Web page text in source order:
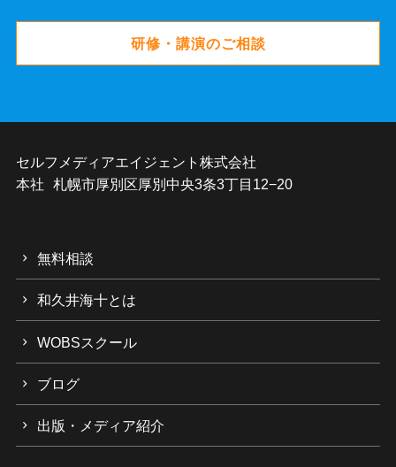
研修・講演のご相談
セルフメディアエイジェント株式会社
本社 札幌市厚別区厚別中央3条3丁目12−20
無料相談
和久井海十とは
WOBSスクール
ブログ
出版・メディア紹介